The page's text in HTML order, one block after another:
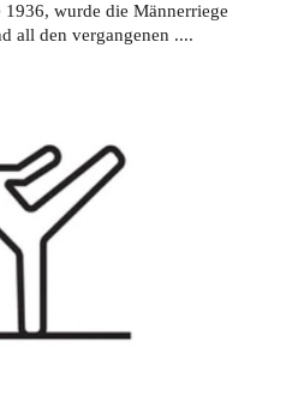
1936, wurde die Männerriege
all den vergangenen ....